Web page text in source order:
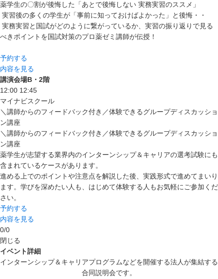
薬学生の〇割が後悔した「あとで後悔しない 実務実習のススメ」
実習後の多くの学生が「事前に知っておけばよかった」と後悔・・
実務実習と国試がどのように繋がっているか、実習の振り返りで見る
べきポイントを国試対策のプロ薬ゼミ講師が伝授！
予約する
内容を見る
講演会場B・2階
12:00 12:45
マイナビスクール
＼講師からのフィードバック付き／体験できるグループディスカッショ
ン講座
＼講師からのフィードバック付き／体験できるグループディスカッショ
ン講座
薬学生が志望する業界内のインターンシップ＆キャリアの選考試験にも
含まれているケースがあります。
進める上でのポイントや注意点を解説した後、実践形式で進めてまいり
ます。学びを深めたい人も、はじめて体験する人もお気軽にご参加くだ
さい。
予約する
内容を見る
0/0
閉じる
イベント詳細
インターンシップ＆キャリアプログラムなどを開催する法人が集結する
合同説明会です。